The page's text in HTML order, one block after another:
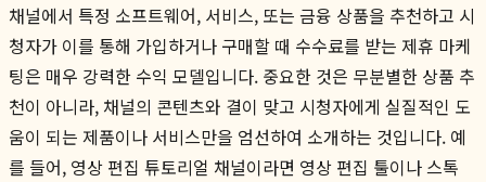
채널에서 특정 소프트웨어, 서비스, 또는 금융 상품을 추천하고 시
청자가 이를 통해 가입하거나 구매할 때 수수료를 받는 제휴 마케
팅은 매우 강력한 수익 모델입니다. 중요한 것은 무분별한 상품 추
천이 아니라, 채널의 콘텐츠와 결이 맞고 시청자에게 실질적인 도
움이 되는 제품이나 서비스만을 엄선하여 소개하는 것입니다. 예
를 들어, 영상 편집 튜토리얼 채널이라면 영상 편집 툴이나 스톡